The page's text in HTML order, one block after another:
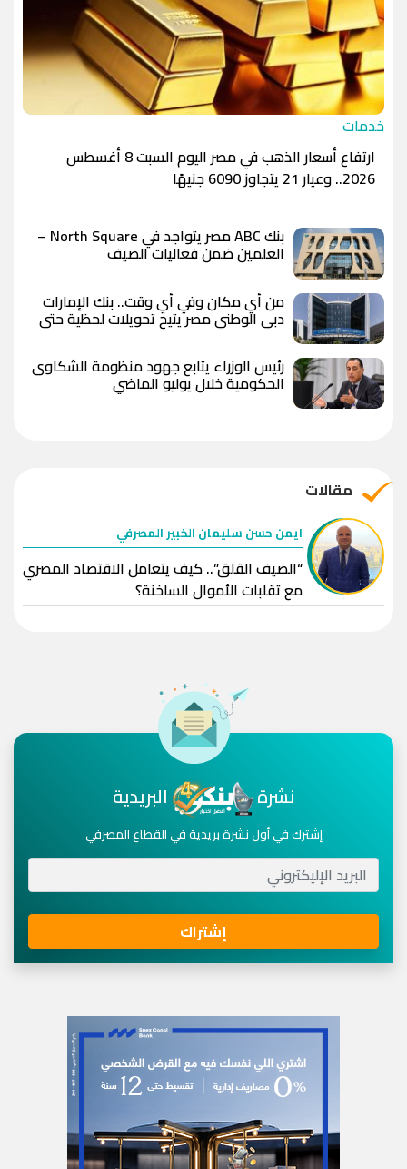
خدمات
ارتفاع أسعار الذهب في مصر اليوم السبت 8 أغسطس
2026.. وعيار 21 يتجاوز 6090 جنيهًا
بنك ABC مصر يتواجد في North Square –
العلمين ضمن فعاليات الصيف
من أي مكان وفي أي وقت.. بنك الإمارات
دبي الوطني مصر يتيح تحويلات لحظية حتى
10 ملايين جنيه يوميًا
رئيس الوزراء يتابع جهود منظومة الشكاوى
الحكومية خلال يوليو الماضي
مقالات
ايمن حسن سليمان الخبير المصرفي
“الضيف القلق”.. كيف يتعامل الاقتصاد المصري
مع تقلبات الأموال الساخنة؟
نشرة البريدية
إشترك في أول نشرة بريدية في القطاع المصرفي